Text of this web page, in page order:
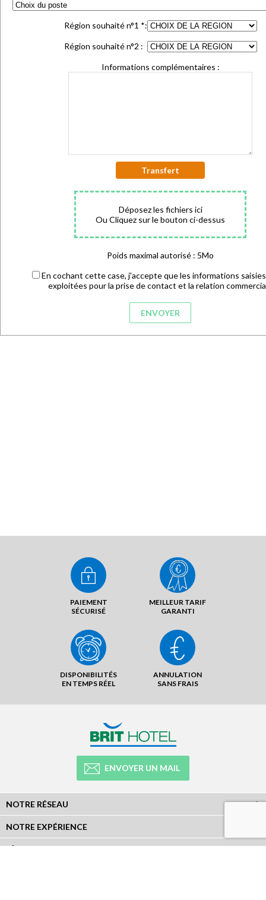
Région souhaité n°1 *:
Région souhaité n°2 :
Informations complémentaires :
Transfert
Déposez les fichiers ici
Ou Cliquez sur le bouton ci-dessus
Poids maximal autorisé : 5Mo
En cochant cette case, j'accepte que les informations
exploitées pour la prise de contact et la relation
PAIEMENT
SÉCURISÉ
MEILLEUR TARIF
GARANTI
DISPONIBILITÉS
EN TEMPS RÉEL
ANNULATION
SANS FRAIS
ENVOYER UN MAIL
NOTRE RÉSEAU
NOTRE EXPÉRIENCE
LÉGAL